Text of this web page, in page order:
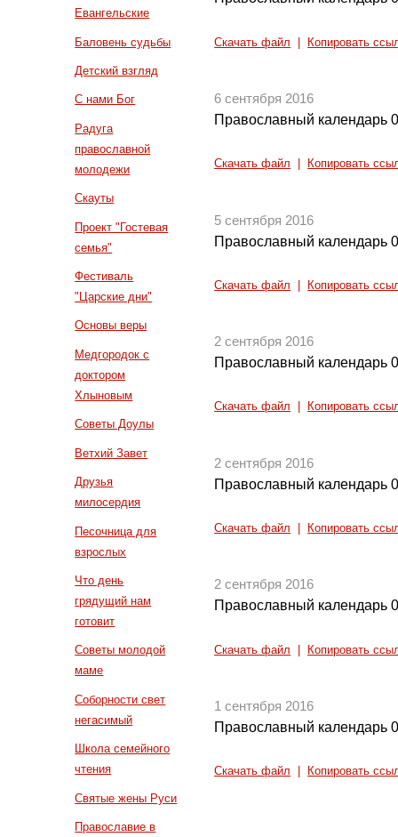
Евангельские
Баловень судьбы
Детский взгляд
С нами Бог
Радуга
православной
молодежи
Скауты
Проект "Гостевая
семья"
Фестиваль
"Царские дни"
Основы веры
Медгородок с
доктором
Хлыновым
Советы Доулы
Ветхий Завет
Друзья
милосердия
Песочница для
взрослых
Что день
грядущий нам
готовит
Советы молодой
маме
Соборности свет
негасимый
Школа семейного
чтения
Святые жены Руси
Православие в
Скачать файл Копировать
6 сентября 2016
Православный календарь
Скачать файл Копировать
5 сентября 2016
Православный календарь
Скачать файл Копировать
2 сентября 2016
Православный календарь
Скачать файл Копировать
2 сентября 2016
Православный календарь
Скачать файл Копировать
2 сентября 2016
Православный календарь
Скачать файл Копировать
1 сентября 2016
Православный календарь
Скачать файл Копировать